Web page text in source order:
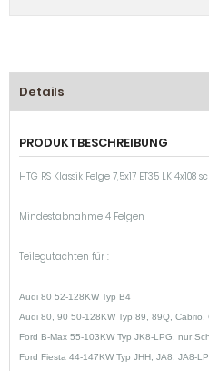
Details
PRODUKTBESCHREIBUNG
HTG RS Klassik Felge 7,5x17 ET35 LK
Mindestabnahme 4 Felgen
Teilegutachten für :
Audi 80 52-128KW Typ B4
Audi 80, 90 50-128KW Typ 89, 89Q,
Ford B-Max 55-103KW Typ JK8-LPG, nur
Ford Fiesta 44-147KW Typ JHH, JA8, JA8-